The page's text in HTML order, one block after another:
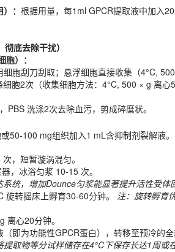
彻底去除干扰）
）：
胞刮刀刮取；悬浮细胞直接收集（4°C,
胞2次（收集细胞方法：4°C, 500 × g 离
PBS 洗涤2次去除血污，剪成碎糜状。
，短暂漩涡混匀。
，冰浴匀浆 10-15 次。
统，
Dounce匀浆能显著提升活性受体
旋转摇床上孵育30-60分钟。
离心20分钟。
（即为功能性GPCR蛋白），转移至预冷的
取物等分试样储存在4°C下保存长达1周
是膜蛋白，高温（95-100°C）会导致膜
： 根据用量，每1ml GPCR提取液中加入
底去除干扰）
胞） ：
细胞刮刀刮取；悬浮细胞直接收集（4°C,
细胞2次（收集细胞方法：4°C, 500 × g 离
PBS 洗涤2次去除血污，剪成碎糜状。
50-100 mg组织加入1 mL含抑制剂裂解液。
，短暂漩涡混匀。
，冰浴匀浆 10-15 次。
统， 增加Dounce匀浆能显著提升活性受体
旋转摇床上孵育30-60分钟。 注：旋转孵育
离心20分钟。
（即为功能性GPCR蛋白），转移至预冷的
提取物等分试样储存在4°C下保存长达1周